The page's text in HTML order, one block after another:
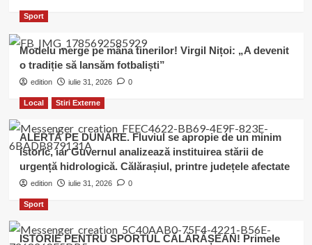
Sport
Modelu merge pe mâna tinerilor! Virgil Nițoi: „A devenit
o tradiție să lansăm fotbaliști”
edition iulie 31, 2026 0
Local Stiri Externe
ALERTĂ PE DUNĂRE. Fluviul se apropie de un minim
istoric, iar Guvernul analizează instituirea stării de
urgență hidrologică. Călărașiul, printre județele afectate
edition iulie 31, 2026 0
Sport
ISTORIE PENTRU SPORTUL CĂLĂRĂȘEAN! Primele